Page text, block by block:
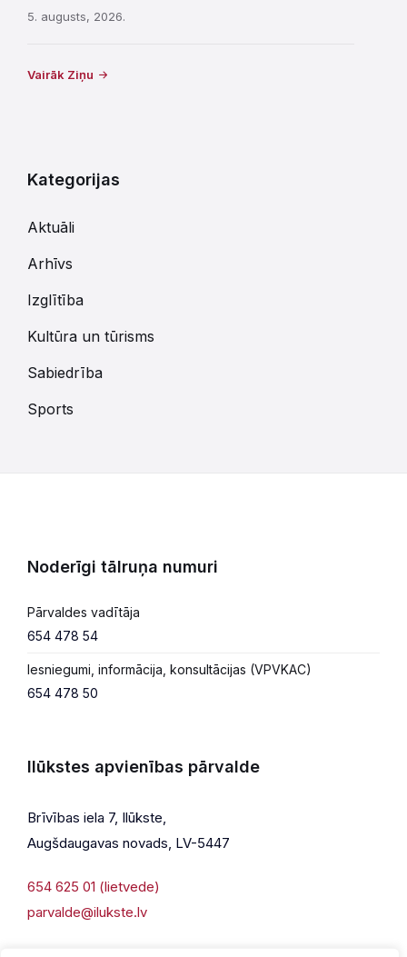
5. augusts, 2026.
Vairāk Ziņu
Kategorijas
Aktuāli
Arhīvs
Izglītība
Kultūra un tūrisms
Sabiedrība
Sports
Noderīgi tālruņa numuri
Pārvaldes vadītāja
654 478 54
Iesniegumi, informācija, konsultācijas (VPVKAC)
654 478 50
Ilūkstes apvienības pārvalde
Brīvības iela 7, Ilūkste,
Augšdaugavas novads, LV-5447
654 625 01 (lietvede)
parvalde@ilukste.lv